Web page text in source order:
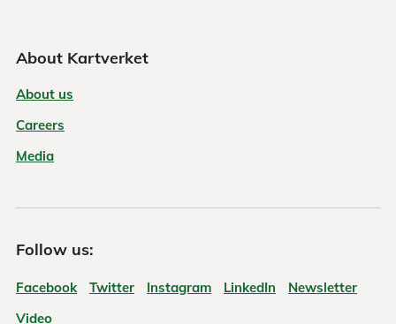
About Kartverket
About us
Careers
Media
Follow us:
Facebook Twitter Instagram LinkedIn
Newsletter
Video